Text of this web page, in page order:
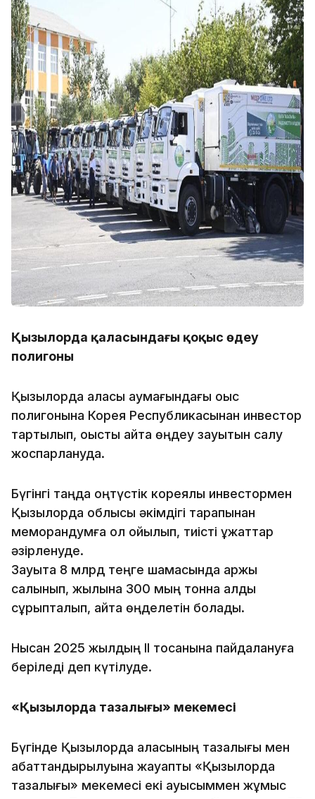
Қызылорда қаласындағы қоқыс өңдеу
полигоны
Қызылорда қаласы аумағындағы қоқыс
полигонына Корея Республикасынан инвестор
тартылып, қоқысты қайта өңдеу зауытын салу
жоспарлануда.
Бүгінгі таңда оңтүстік кореялық инвестормен
Қызылорда облысы әкімдігі тарапынан
меморандумға қол қойылып, тиісті құжаттар
әзірленуде.
Зауытқа 8 млрд теңге шамасында қаржы
салынып, жылына 300 мың тонна қалдық
сұрыпталып, қайта өңделетін болады.
Нысан 2025 жылдың ІІ тоқсанына пайдалануға
беріледі деп күтілуде.
«Қызылорда тазалығы» мекемесі
Бүгінде Қызылорда қаласының тазалығы мен
абаттандырылуына жауапты «Қызылорда
тазалығы» мекемесі екі ауысыммен жұмыс